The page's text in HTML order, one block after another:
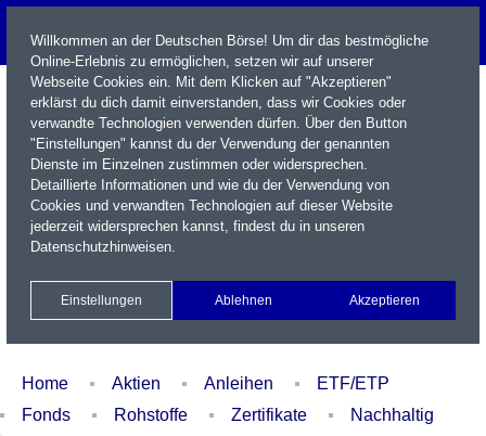
Name / WKN / ISIN / Kürzel
Xetra Realtime
Watchlist Portfolio Login
Home Aktien Anleihen
ETF/ETP
Fonds
Rohstoffe Zertifikate
Nachhaltig
Willkommen an der Deutschen Börse! Um dir das bestmögliche
Online-Erlebnis zu ermöglichen, setzen wir auf unserer
Webseite Cookies ein. Mit dem Klicken auf "Akzeptieren"
erklärst du dich damit einverstanden, dass wir Cookies oder
verwandte Technologien verwenden dürfen. Über den Button
"Einstellungen" kannst du der Verwendung der genannten
Dienste im Einzelnen zustimmen oder widersprechen.
Detaillierte Informationen und wie du der Verwendung von
Cookies und verwandten Technologien auf dieser Website
jederzeit widersprechen kannst, findest du in unseren
Datenschutzhinweisen.
Einstellungen Ablehnen Akzeptieren